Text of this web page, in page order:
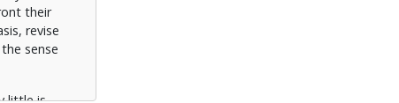
their
revise
sense